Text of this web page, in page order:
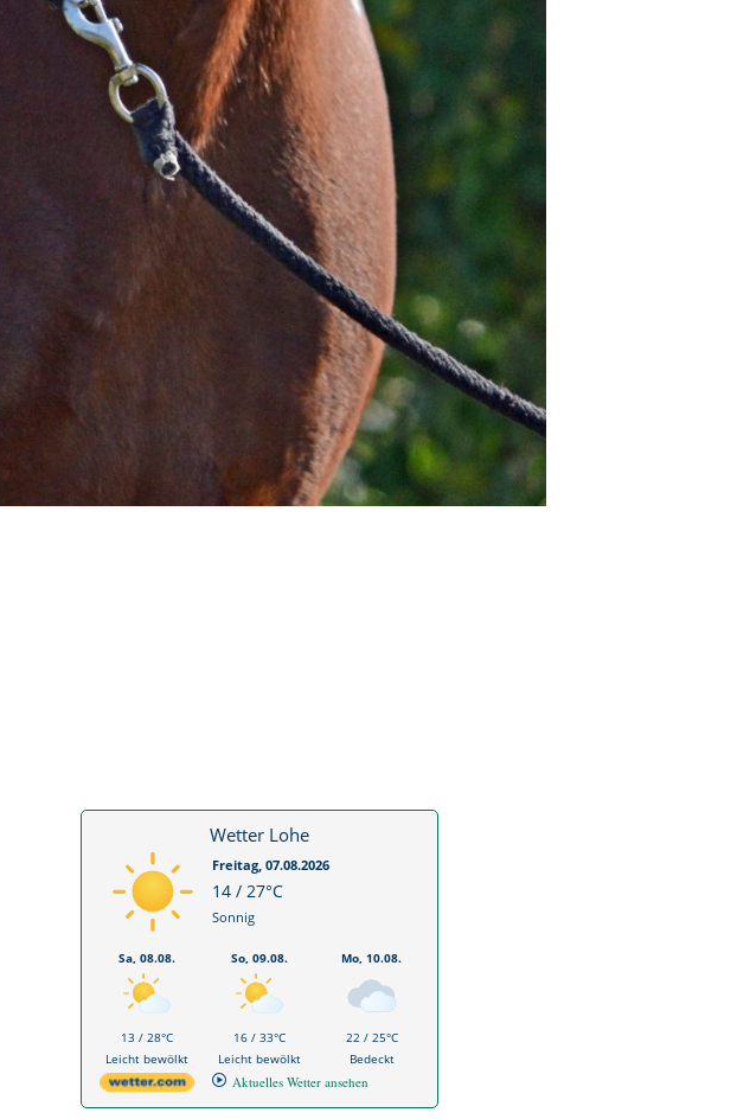
Wetter Lohe
Freitag, 07.08.2026
14 / 27°C
Sonnig
Sa, 08.08.
13 / 28°C
Leicht bewölkt
So, 09.08.
16 / 33°C
Leicht bewölkt
Mo, 10.08.
22 / 25°C
Bedeckt
Aktuelles Wetter ansehen